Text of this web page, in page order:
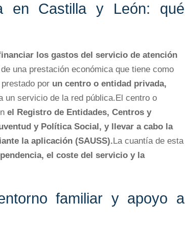
en Castilla y León: qué
inanciar los gastos del servicio de atención
una prestación económica que tiene como
por un centro o entidad privada,
un servicio de la red pública.El centro o
el Registro de Entidades, Centros y
y Política Social, y llevar a cabo la
la aplicación (SAUSS).La cuantía de esta
el coste del servicio y la
familiar y apoyo a